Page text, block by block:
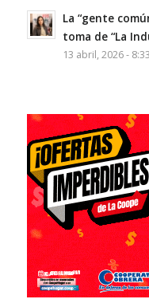
La “gente
toma de “La
13 abril, 2026 -